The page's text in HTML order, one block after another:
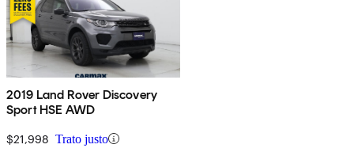
2019 Land Rover Discovery
Sport HSE AWD
$21,998 Trato justo